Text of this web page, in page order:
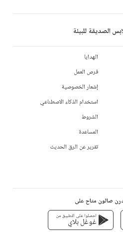
الصديقة للبيئة
الهدايا
فرص العمل
إشعار الخصوصية
استخدام الذكاء الاصطناعي
الشروط
المساعدة
تقرير عن الرق الحديث
صالون متاح على
احصلوا على التطبيق من
غوغل بلاي